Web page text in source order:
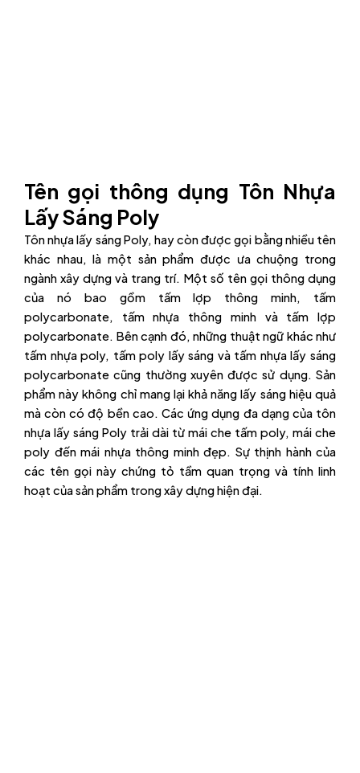
Tên gọi thông dụng Tôn Nhựa
Lấy Sáng Poly
Tôn nhựa lấy sáng Poly, hay còn được gọi bằng nhiều tên
khác nhau, là một sản phẩm được ưa chuộng trong
ngành xây dựng và trang trí. Một số tên gọi thông dụng
của nó bao gồm tấm lợp thông minh, tấm
polycarbonate, tấm nhựa thông minh và tấm lợp
polycarbonate. Bên cạnh đó, những thuật ngữ khác như
tấm nhựa poly, tấm poly lấy sáng và tấm nhựa lấy sáng
polycarbonate cũng thường xuyên được sử dụng. Sản
phẩm này không chỉ mang lại khả năng lấy sáng hiệu quả
mà còn có độ bền cao. Các ứng dụng đa dạng của tôn
nhựa lấy sáng Poly trải dài từ mái che tấm poly, mái che
poly đến mái nhựa thông minh đẹp. Sự thịnh hành của
các tên gọi này chứng tỏ tầm quan trọng và tính linh
hoạt của sản phẩm trong xây dựng hiện đại.